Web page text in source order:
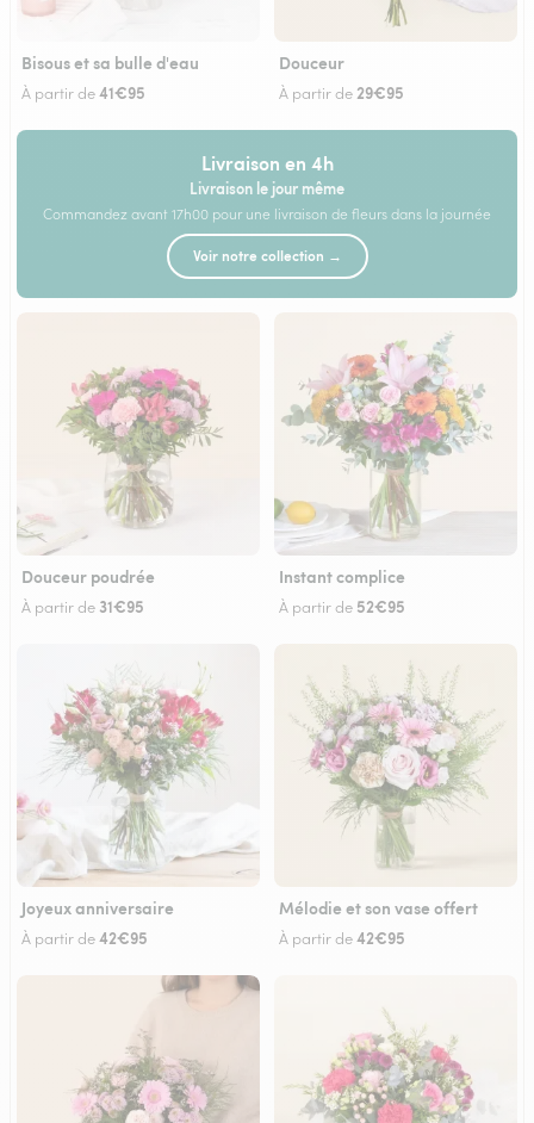
Bisous et sa bulle d'eau
À partir de41€95
Douceur
À partir de 29€95
Livraison en 4h
Livraison le jour même
Commandez avant 17h00 pour une livraison de fleurs dans la journée
Voir notre collection →
Douceur poudrée
À partir de 31€95
Instant complice
À partir de 52€95
Joyeux anniversaire
À partir de42€95
Mélodie et son vase offert
À partir de42€95